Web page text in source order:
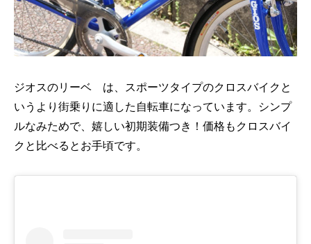
ジオスのリーベ は、スポーツタイプのクロスバイクと
いうより街乗りに適した自転車になっています。シンプ
ルなみためで、嬉しい初期装備つき！価格もクロスバイ
クと比べるとお手頃です。